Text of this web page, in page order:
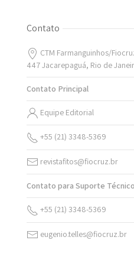
Contato
CTM Farmanguinhos/
447 Jacarepaguá, Rio de
Contato Principal
Equipe Editorial
+55 (21) 3348-5369
revistafitos@fiocruz.br
Contato para Suporte Técnico
+55 (21) 3348-5369
eugenio.telles@fiocruz.br